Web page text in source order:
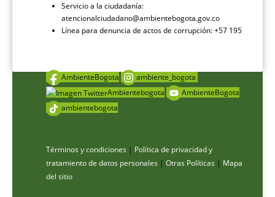
Servicio a la ciudadanía:
atencionalciudadano@ambientebogota.gov.co
Línea para denuncia de actos de corrupción: +57 195
AmbienteBogota
ambiente_bogota
Ambientebogota
AmbienteBogota
ambientebogota
Términos y condiciones | Política de privacidad y
tratamiento de datos personales | Otras Políticas | Mapa
del sitio